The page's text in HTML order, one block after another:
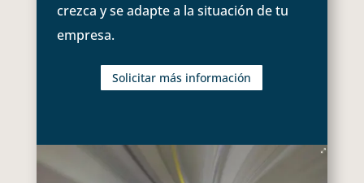
crezca y se adapte a la situación de tu
empresa.
Solicitar más información